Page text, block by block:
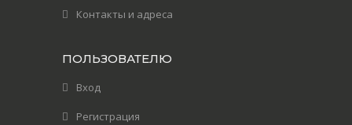
Контакты и адреса
ПОЛЬЗОВАТЕЛЮ
Вход
Регистрация